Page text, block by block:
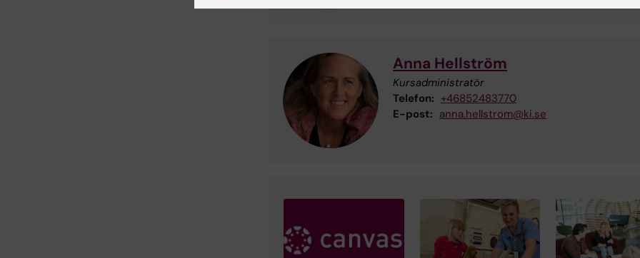
Anna Hellström
Kursadministratör
Telefon: +46852483770
E-post: anna.hellstrom@ki.se